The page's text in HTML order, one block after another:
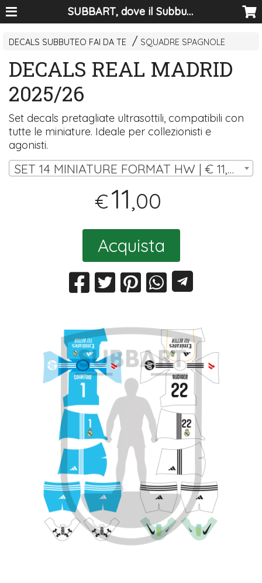
SUBBART, dove il Subbuteo diventa arte
DECALS SUBBUTEO FAI DA TE SQUADRE SPAGNOLE
DECALS REAL MADRID
2025/26
Set decals pretagliate ultrasottili, compatibili con
tutte le miniature. Ideale per collezionisti e
agonisti.
SET 14 MINIATURE FORMAT HW | € 11,00
€11,00
Acquista